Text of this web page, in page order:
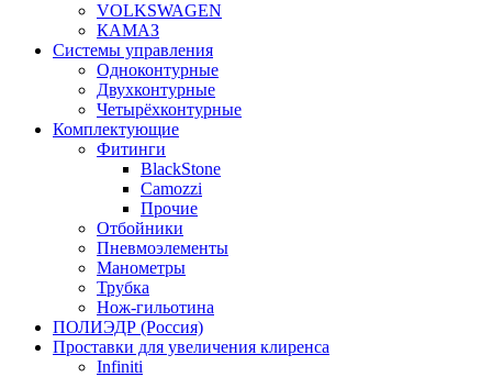
VOLKSWAGEN
КАМАЗ
Системы управления
Одноконтурные
Двухконтурные
Четырёхконтурные
Комплектующие
Фитинги
BlackStone
Camozzi
Прочие
Отбойники
Пневмоэлементы
Манометры
Трубка
Нож-гильотина
ПОЛИЭДР (Россия)
Проставки для увеличения клиренса
Infiniti